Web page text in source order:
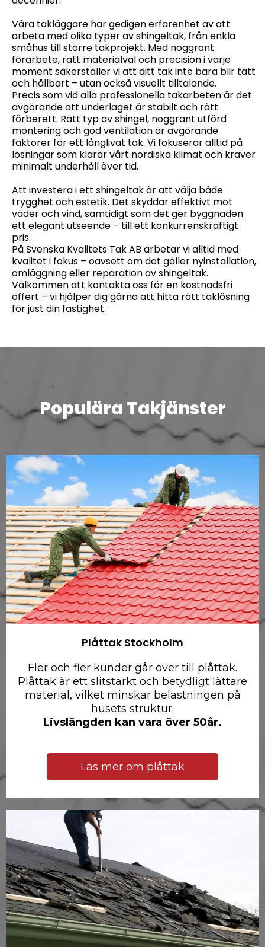
Våra takläggare har gedigen erfarenhet av att
arbeta med olika typer av shingeltak, från enkla
småhus till större takprojekt. Med noggrant
förarbete, rätt materialval och precision i varje
moment säkerställer vi att ditt tak inte bara blir tätt
och hållbart – utan också visuellt tilltalande.
Precis som vid alla professionella takarbeten är det
avgörande att underlaget är stabilt och rätt
förberett. Rätt typ av shingel, noggrant utförd
montering och god ventilation är avgörande
faktorer för ett långlivat tak. Vi fokuserar alltid på
lösningar som klarar vårt nordiska klimat och kräver
minimalt underhåll över tid.
Att investera i ett shingeltak är att välja både
trygghet och estetik. Det skyddar effektivt mot
väder och vind, samtidigt som det ger byggnaden
ett elegant utseende – till ett konkurrenskraftigt
pris.
På Svenska Kvalitets Tak AB arbetar vi alltid med
kvalitet i fokus – oavsett om det gäller nyinstallation,
omläggning eller reparation av shingeltak.
Välkommen att kontakta oss för en kostnadsfri
offert – vi hjälper dig gärna att hitta rätt taklösning
för just din fastighet.
Populära Takjänster
Plåttak Stockholm
Fler och fler kunder går över till plåttak.
Plåttak är ett slitstarkt och betydligt lättare
material, vilket minskar belastningen på
husets struktur.
Livslängden kan vara över 50år.
Läs mer om plåttak